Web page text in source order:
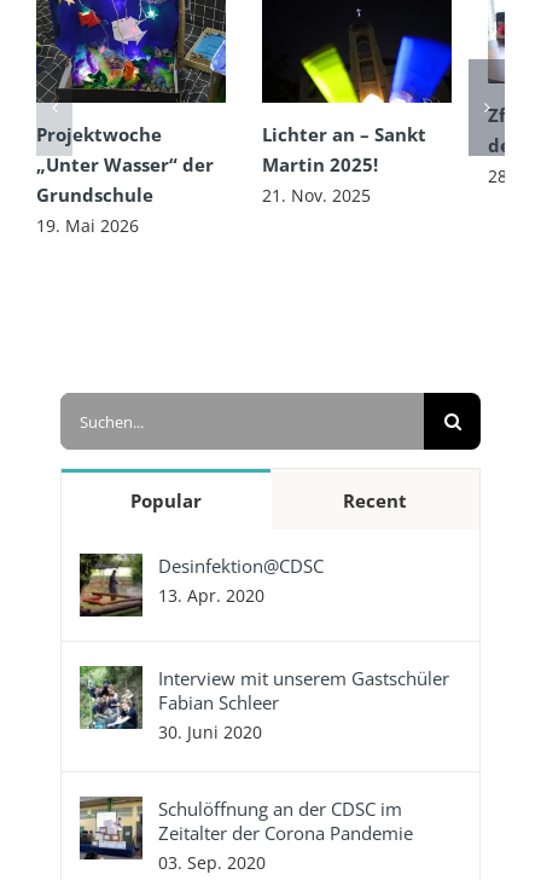
Projektwoche
„Unter Wasser“ der
Grundschule
19. Mai 2026
Lichter an – Sankt
Martin 2025!
21. Nov. 2025
ZfA
der
28.
Suche
Popular Recent
Desinfektion@CDSC
13. Apr. 2020
Interview mit unserem Gastschüler
Fabian Schleer
30. Juni 2020
Schulöffnung an der CDSC im
Zeitalter der Corona Pandemie
03. Sep. 2020